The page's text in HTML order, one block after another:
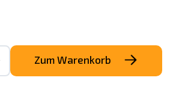
Zum Warenkorb